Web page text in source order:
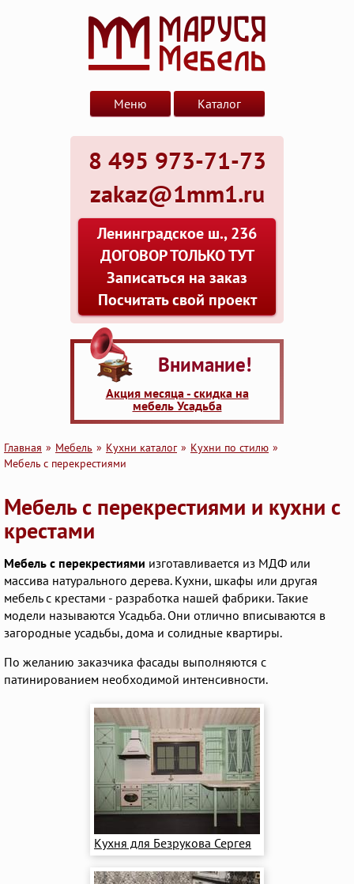
8 495 973-71-73
zakaz@1mm1.ru
Ленинградское ш., 236
ДОГОВОР ТОЛЬКО ТУТ
Записаться на заказ
Посчитать свой проект
Меню Каталог
Внимание!
Акция месяца - скидка на
мебель Усадьба
Главная Мебель Кухни каталог
Кухни по стилю
Мебель с перекрестиями
Мебель с перекрестиями и кухни с
крестами
Мебель с перекрестиями изготавливается из МДФ или
массива натурального дерева. Кухни, шкафы или другая
мебель с крестами - разработка нашей фабрики. Такие
модели называются Усадьба. Они отлично вписываются в
загородные усадьбы, дома и солидные квартиры.
По желанию заказчика фасады выполняются с
патинированием необходимой интенсивности.
Кухня для Безрукова Сергея